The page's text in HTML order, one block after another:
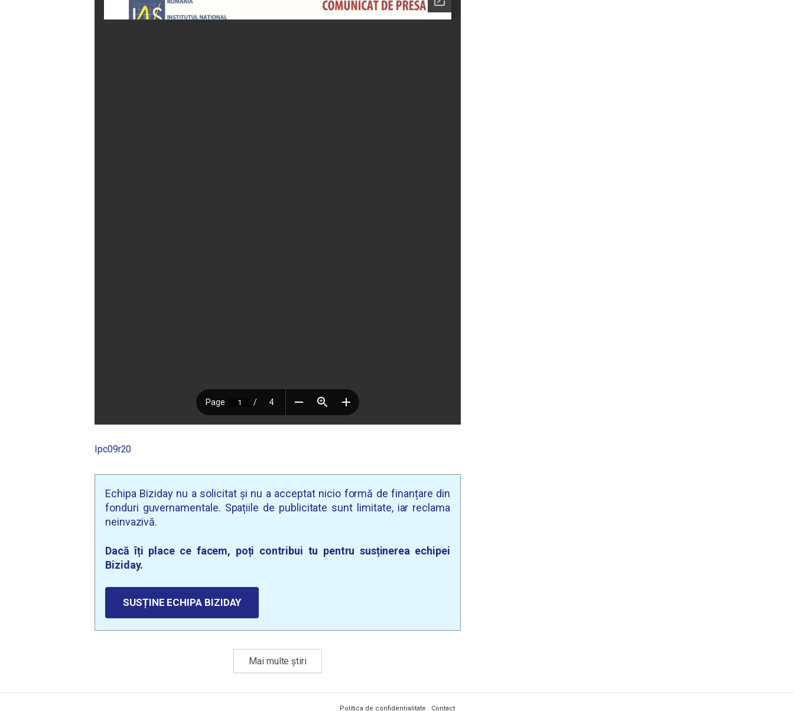
Ipc09r20
Echipa Biziday nu a solicitat și nu a acceptat nicio formă de finanțare din
fonduri guvernamentale. Spațiile de publicitate sunt limitate, iar reclama
neinvazivă.
Dacă îți place ce facem, poți contribui tu pentru susținerea echipei
Biziday.
SUSȚINE ECHIPA BIZIDAY
Mai multe știri
Politica de confidențialitate · Contact